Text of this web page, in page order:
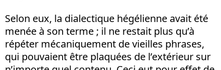
Selon eux, la dialectique hégélienne avait été
menée à son terme ; il ne restait plus qu’à
répéter mécaniquement de vieilles phrases,
qui pouvaient être plaquées de l’extérieur sur